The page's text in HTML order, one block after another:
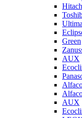
Green
AUX
AUX